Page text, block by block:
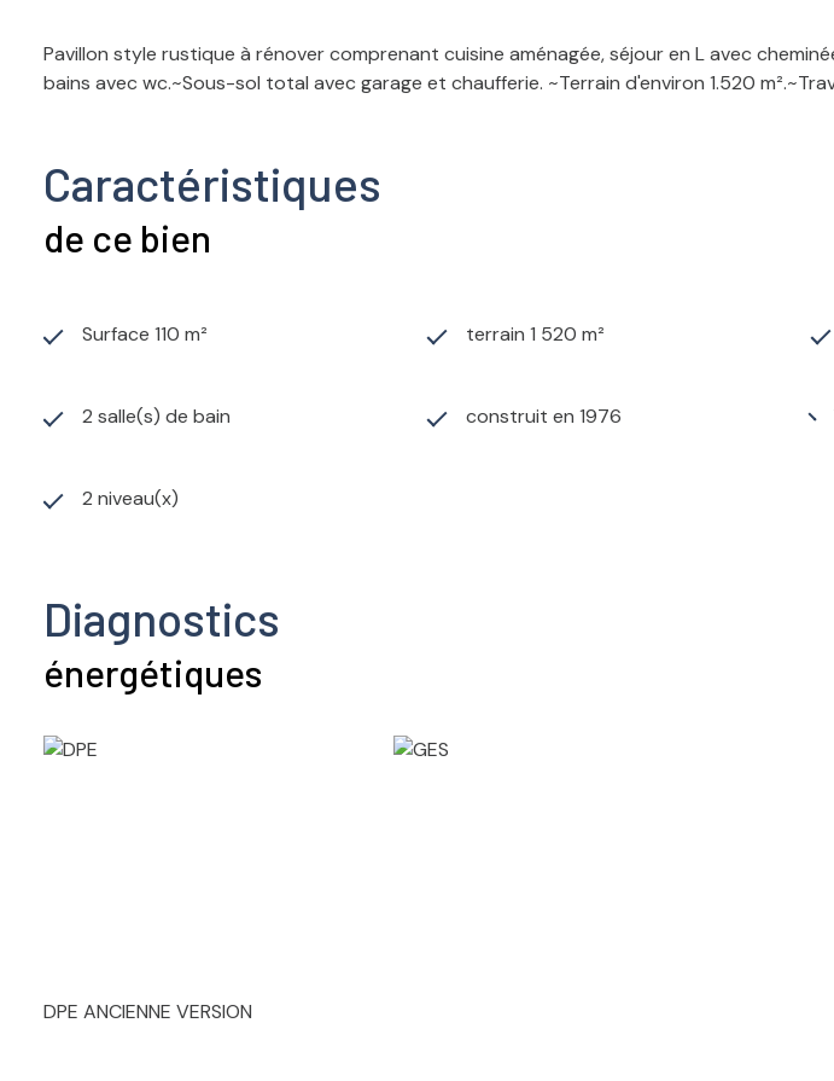
Pavillon style rustique à rénover comprenant cuisine aménagée, séjour en L avec
bains avec wc.~Sous-sol total avec garage et chaufferie. ~Terrain d'environ 1.520
Caractéristiques
de ce bien
Surface 110 m² terrain 1 520 m²
2 salle(s) de bain construit en 1976
2 niveau(x)
Diagnostics
énergétiques
DPE ANCIENNE VERSION